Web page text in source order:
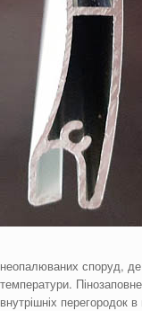
неопалюваних споруд,
температури.
внутрішніх перегородок